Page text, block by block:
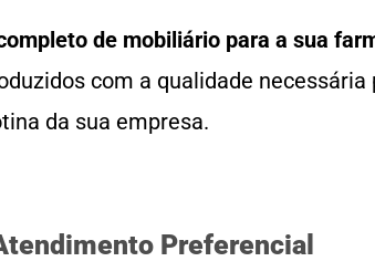
de mobiliário para a sua
com a qualidade necessária
da sua empresa.
Preferencial